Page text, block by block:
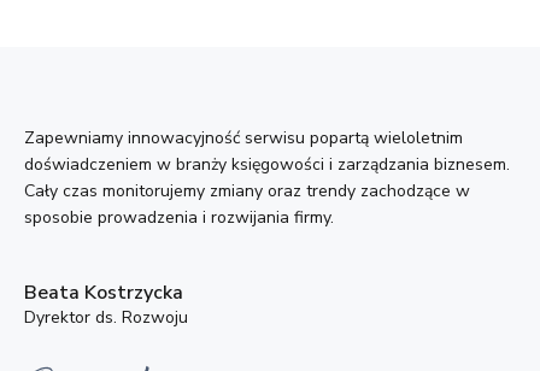
Zapewniamy innowacyjność serwisu popartą wieloletnim
doświadczeniem w branży księgowości i zarządzania biznesem.
Cały czas monitorujemy zmiany oraz trendy zachodzące w
sposobie prowadzenia i rozwijania firmy.
Beata Kostrzycka
Dyrektor ds. Rozwoju